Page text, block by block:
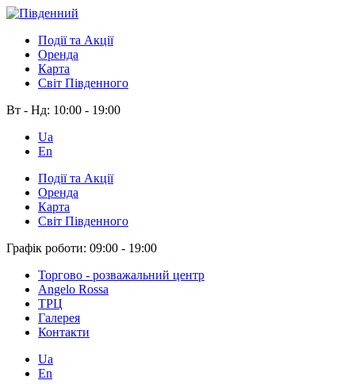
Події та Акції
Оренда
Карта
Світ Південного
Вт - Нд: 10:00 - 19:00
Ua
En
Події та Акції
Оренда
Карта
Світ Південного
Графік роботи: 09:00 - 19:00
Торгово - розважальний центр
Angelo Rossa
ТРЦ
Галерея
Контакти
Ua
En